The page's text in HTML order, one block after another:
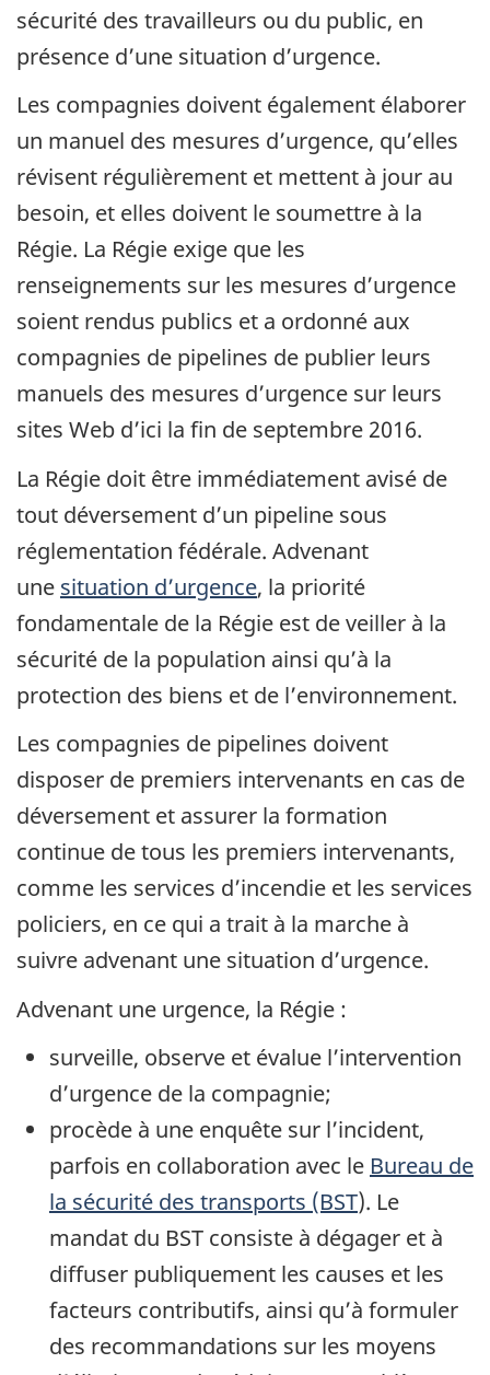
sécurité des travailleurs ou du public, en
présence d’une situation d’urgence.
Les compagnies doivent également élaborer
un manuel des mesures d’urgence, qu’elles
révisent régulièrement et mettent à jour au
besoin, et elles doivent le soumettre à la
Régie. La Régie exige que les
renseignements sur les mesures d’urgence
soient rendus publics et a ordonné aux
compagnies de pipelines de publier leurs
manuels des mesures d’urgence sur leurs
sites Web d’ici la fin de septembre 2016.
La Régie doit être immédiatement avisé de
tout déversement d’un pipeline sous
réglementation fédérale. Advenant
une situation d’urgence, la priorité
fondamentale de la Régie est de veiller à la
sécurité de la population ainsi qu’à la
protection des biens et de l’environnement.
Les compagnies de pipelines doivent
disposer de premiers intervenants en cas de
déversement et assurer la formation
continue de tous les premiers intervenants,
comme les services d’incendie et les services
policiers, en ce qui a trait à la marche à
suivre advenant une situation d’urgence.
Advenant une urgence, la Régie :
surveille, observe et évalue l’intervention
d’urgence de la compagnie;
procède à une enquête sur l’incident,
parfois en collaboration avec le Bureau de
la sécurité des transports (BST). Le
mandat du BST consiste à dégager et à
diffuser publiquement les causes et les
facteurs contributifs, ainsi qu’à formuler
des recommandations sur les moyens